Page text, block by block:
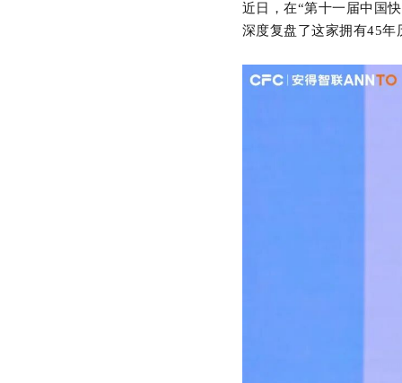
近日，在“第十一届中国
深度复盘了这家拥有45